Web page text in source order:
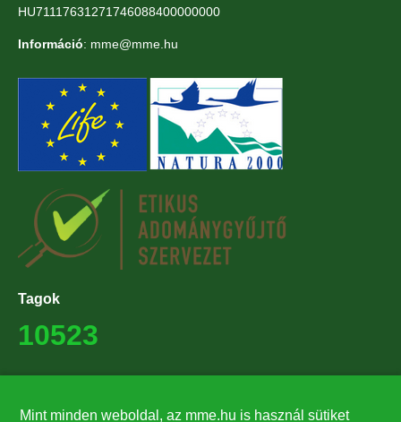
HU71117631271746088400000000
Információ: mme@mme.hu
Tagok
10523
Mint minden weboldal, az mme.hu is használ sütiket